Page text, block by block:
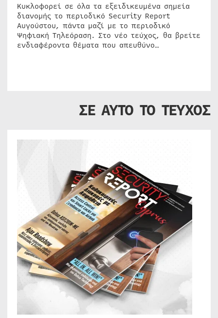
Κυκλοφορεί σε όλα τα εξειδικευμένα σημεία
διανομής το περιοδικό Security Report
Αυγούστου, πάντα μαζί με το περιοδικό
Ψηφιακή Τηλεόραση. Στο νέο τεύχος, θα βρείτε
ενδιαφέροντα θέματα που απευθύνο…
ΣΕ ΑΥΤΟ ΤΟ ΤΕΥΧΟΣ